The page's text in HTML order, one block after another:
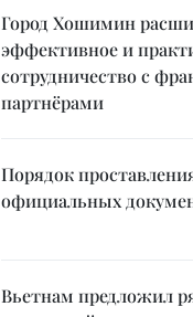
Город Хошимин
эффективное и
сотрудничество с
партнёрами
Порядок
официальных
Вьетнам предложил